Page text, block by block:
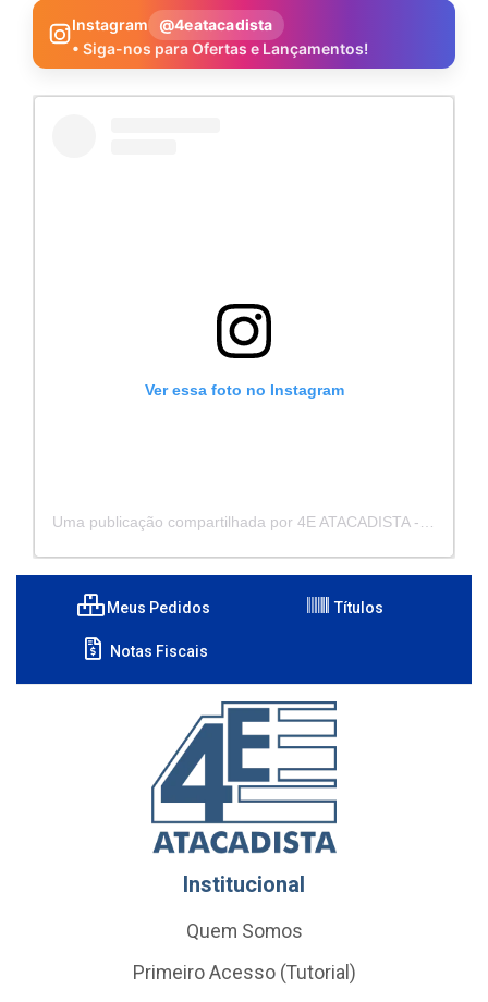
Instagram
@4eatacadista
• Siga-nos para Ofertas e Lançamentos!
Ver essa foto no Instagram
Meus Pedidos Títulos
Notas Fiscais
Institucional
Quem Somos
Primeiro Acesso (Tutorial)